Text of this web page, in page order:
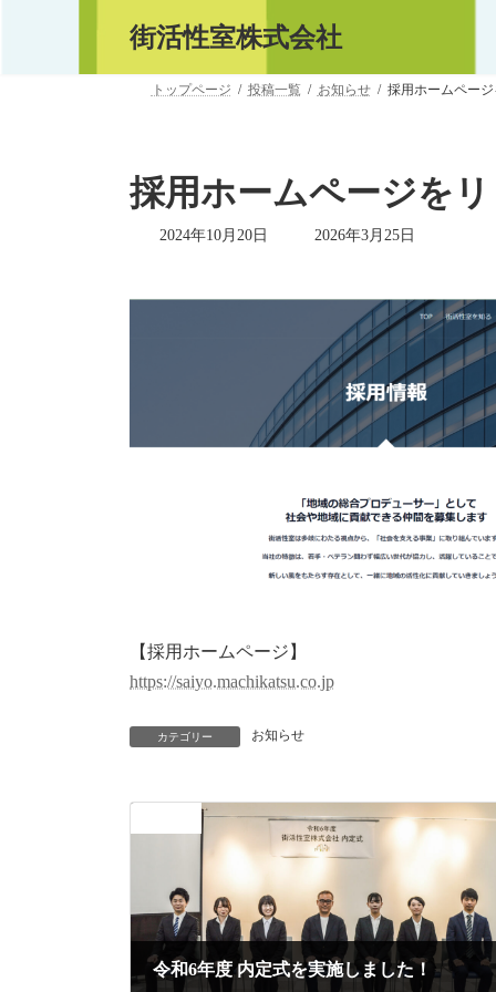
街活性室株式会社
トップページ 投稿一覧 お知らせ 採用ホームページ
採用ホームページを
2024年10月20日
最
2026年3月25日
【採用ホームページ】
https://saiyo.machikatsu.co.jp
カテゴリー お知らせ
令和6年度 内定式を実施しました！